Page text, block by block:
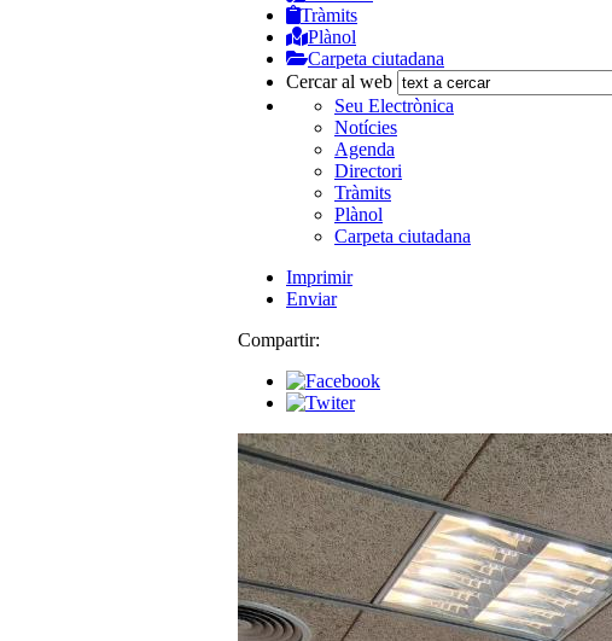
Tràmits
Plànol
Carpeta ciutadana
Cercar al web
Seu Electrònica
Notícies
Agenda
Directori
Tràmits
Plànol
Carpeta ciutadana
Imprimir
Enviar
Compartir: